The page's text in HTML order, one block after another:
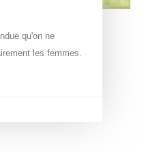
qu'on ne
les femmes.